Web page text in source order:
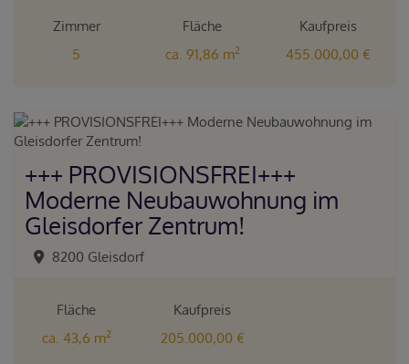
Zimmer
5
Fläche
ca. 91,86 m2
Kaufpreis
455.000,00 €
+++ PROVISIONSFREI+++
Moderne Neubauwohnung im
Gleisdorfer Zentrum!
8200 Gleisdorf
Fläche
ca. 43,6 m2
Kaufpreis
205.000,00 €